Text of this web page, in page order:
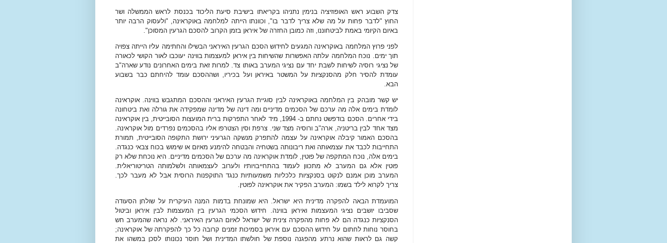
צדק השבוע ראש האופוזיציה בנימין נתניהו בקריאתו בישיבת סיעת הליכוד בכנסת לראש הממשלה ושר
החוץ "לדבר פחות על מה שלא צריך לדבר בו", וכוונתו הייתה למלחמה באוקראינה, "ולעסוק הרבה יותר
באיום הקיומי באמת לביטחוננו, וזה כמובן החזרה של איראן בזמן הקרוב להסכם הגרעין המסוכן".
לפני פרוץ המלחמה באוקראינה המגעים לחידוש הסכם הגרעין האיראני הבשילו והחתימה עליו הייתה צפויה
תוך ימים. נוכח המלחמה עלתה האפשרות שהשיחות בין איראן למעצמות בווינה יעוכבו לאור הקושי לכאורה
של נציגי רוסיה לשיחות לשבת יחד עם נציגי המערב באותו צד. למרות זאת בימים האחרונים נודע שארה"ב
עומדת להסיר חלק מהסנקציות על המשטר באיראן ועל בכיריו, ושההסכם עומד להיחתם כבר בשבוע
הבא.
יש קשר מובהק בין המלחמה באוקראינה לבין סוגיית הגרעין האיראני וההסכם המתגבש בווינה. אוקראינה
לומדת בימים אלה מה ערכם של הסכמים מדיניים ומה דינה של מדינה שמפקידה את גורלה ואת ביטחונה
בידי אחרים. הסכם בודפשט נחתם ב- 1994, מיד לאחר התפרקות ברית המועצות הסובייטית, בין אוקראינה
מצד אחד לבין בריטניה, ארה"ב ורוסיה מצד שני. צרפת וסין הצטרפו אליו בהסכמים נפרדים מול אוקראינה.
בהסכם האמור קיבלה אוקראינה על עצמה להתפרק מנשקה הגרעיני ירושת התקופה הסובייטית, תמורת
התחייבות לכבד את עצמאותה ואת ריבונותה בשטחיה והבטחה להימנע מאיום או שימוש בכוח צבאי כנגדה.
בימים אלה, נוכח המתקפה של פוטין, לומדת אוקראינה מה ערכם של הסכמים מדיניים. היא נוכחת שלא רק
פוטין אלא גם המערב לא מתכוון לעמוד בהתחייבויותיו ולערוב לעצמאותה ולשלמותה הטריטוריאלית.
המערב מוכן אמנם לנקוט בסנקציות כלכליות משמעותיות כנגד התוקפנות הרוסית אבל לא מעבר לכך.
צריך לקרוא לילד בשמו: המערב הפקיר את אוקראינה לפוטין.
המועמדת הבאה להפקרה מדינית היא ישראל. היא שמונחת בדמות המנה העיקרית על שולחן הסעודה
שסביבו יושבים נציגי המעצמות ואיראן בווינה. חידוש הסכמי הגרעין בין המעצמות לבין איראן וביטול
הסנקציות כנגדה הם לא פחות מהפקרה צינית של ישראל לאיום הגרעין האיראני. לא נראה שהמערב חש
בחוסר נוחות לחתום על חידוש ההסכם עם איראן בסמיכות זמנים קרובה כל כך להפקרתה של אוקראינה;
קשה גם לראות שהוא נרתע מהפגנה נוספת של חולשתו המדינית ושל חוסר נכונותו לסכן במשהו את